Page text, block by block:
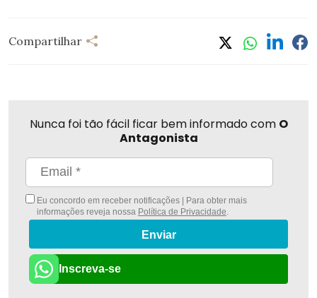
Compartilhar
Nunca foi tão fácil ficar bem informado com O
Antagonista
Eu concordo em receber notificações | Para obter mais
informações reveja nossa Política de Privacidade
Enviar
Inscreva-se